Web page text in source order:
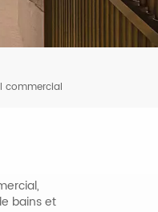
中文
commercial
bains et